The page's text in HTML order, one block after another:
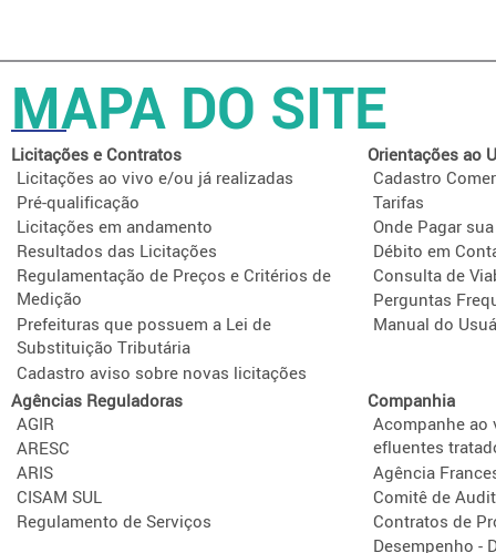
MAPA DO SITE
Licitações e Contratos
Licitações ao vivo e/ou já realizadas
Pré-qualificação
Licitações em andamento
Resultados das Licitações
Regulamentação de Preços e Critérios de
Medição
Prefeituras que possuem a Lei de
Substituição Tributária
Cadastro aviso sobre novas licitações
Orientações ao
Cadastro
Tarifas
Onde Pagar
Débito em
Consulta de
Perguntas
Manual do
Agências Reguladoras
AGIR
ARESC
ARIS
CISAM SUL
Regulamento de Serviços
Companhia
Acompanhe ao
efluentes
Agência
Comitê de
Contratos de
Desempenho -